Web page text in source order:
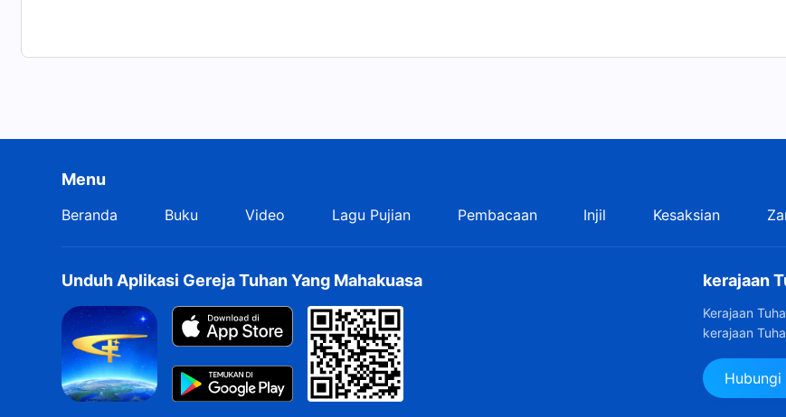
Menu
Beranda Buku Video Lagu Pujian Pembacaan Injil Kesaksian
Unduh Aplikasi Gereja Tuhan Yang Mahakuasa kerajaan
Kerajaan
kerajaan